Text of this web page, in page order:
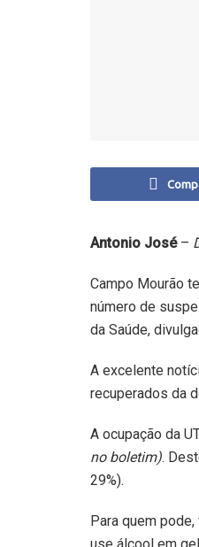
Antonio José–
Campo Mourão
número de
da Saúde,
A excelente
recuperados da
A ocupação da
no boletim).
29%).
Para quem